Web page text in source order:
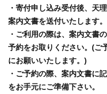
・寄付申し込み受付後、天
案内文書を送付いたします。
・ご利用の際は、案内文書
予約をお取りください。(ご
にお願いいたします。)
・ご予約の際、案内文書に
をお手元にご準備下さい。